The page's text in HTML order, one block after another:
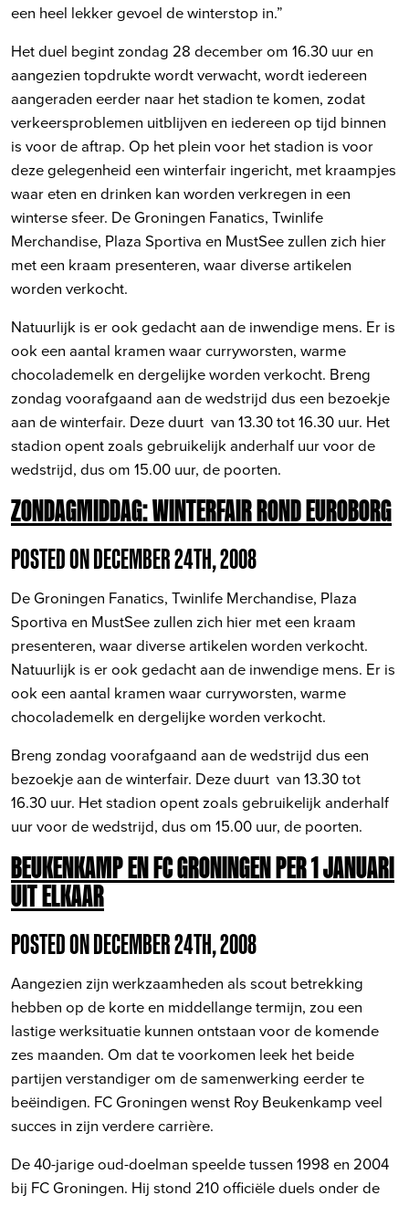
een heel lekker gevoel de winterstop in.”
Het duel begint zondag 28 december om 16.30 uur en
aangezien topdrukte wordt verwacht, wordt iedereen
aangeraden eerder naar het stadion te komen, zodat
verkeersproblemen uitblijven en iedereen op tijd binnen
is voor de aftrap. Op het plein voor het stadion is voor
deze gelegenheid een winterfair ingericht, met kraampjes
waar eten en drinken kan worden verkregen in een
winterse sfeer. De Groningen Fanatics, Twinlife
Merchandise, Plaza Sportiva en MustSee zullen zich hier
met een kraam presenteren, waar diverse artikelen
worden verkocht.
Natuurlijk is er ook gedacht aan de inwendige mens. Er is
ook een aantal kramen waar curryworsten, warme
chocolademelk en dergelijke worden verkocht. Breng
zondag voorafgaand aan de wedstrijd dus een bezoekje
aan de winterfair. Deze duurt van 13.30 tot 16.30 uur. Het
stadion opent zoals gebruikelijk anderhalf uur voor de
wedstrijd, dus om 15.00 uur, de poorten.
ZONDAGMIDDAG: WINTERFAIR ROND EUROBORG
POSTED ON DECEMBER 24TH, 2008
De Groningen Fanatics, Twinlife Merchandise, Plaza
Sportiva en MustSee zullen zich hier met een kraam
presenteren, waar diverse artikelen worden verkocht.
Natuurlijk is er ook gedacht aan de inwendige mens. Er is
ook een aantal kramen waar curryworsten, warme
chocolademelk en dergelijke worden verkocht.
Breng zondag voorafgaand aan de wedstrijd dus een
bezoekje aan de winterfair. Deze duurt van 13.30 tot
16.30 uur. Het stadion opent zoals gebruikelijk anderhalf
uur voor de wedstrijd, dus om 15.00 uur, de poorten.
BEUKENKAMP EN FC GRONINGEN PER 1 JANUARI
UIT ELKAAR
POSTED ON DECEMBER 24TH, 2008
Aangezien zijn werkzaamheden als scout betrekking
hebben op de korte en middellange termijn, zou een
lastige werksituatie kunnen ontstaan voor de komende
zes maanden. Om dat te voorkomen leek het beide
partijen verstandiger om de samenwerking eerder te
beëindigen. FC Groningen wenst Roy Beukenkamp veel
succes in zijn verdere carrière.
De 40-jarige oud-doelman speelde tussen 1998 en 2004
bij FC Groningen. Hij stond 210 officiële duels onder de